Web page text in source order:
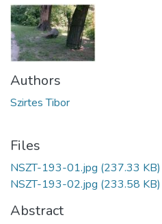
Authors
Szirtes Tibor
Files
NSZT-193-01.jpg (237.33 KB)
NSZT-193-02.jpg (233.58 KB)
Abstract